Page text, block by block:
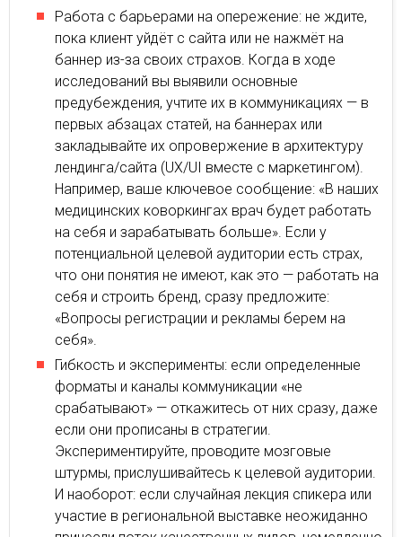
Работа с барьерами на опережение: не ждите,
пока клиент уйдёт с сайта или не нажмёт на
баннер из-за своих страхов. Когда в ходе
исследований вы выявили основные
предубеждения, учтите их в коммуникациях — в
первых абзацах статей, на баннерах или
закладывайте их опровержение в архитектуру
лендинга/сайта (UX/UI вместе с маркетингом).
Например, ваше ключевое сообщение: «В наших
медицинских коворкингах врач будет работать
на себя и зарабатывать больше». Если у
потенциальной целевой аудитории есть страх,
что они понятия не имеют, как это — работать на
себя и строить бренд, сразу предложите:
«Вопросы регистрации и рекламы берем на
себя».
Гибкость и эксперименты: если определенные
форматы и каналы коммуникации «не
срабатывают» — откажитесь от них сразу, даже
если они прописаны в стратегии.
Экспериментируйте, проводите мозговые
штурмы, прислушивайтесь к целевой аудитории.
И наоборот: если случайная лекция спикера или
участие в региональной выставке неожиданно